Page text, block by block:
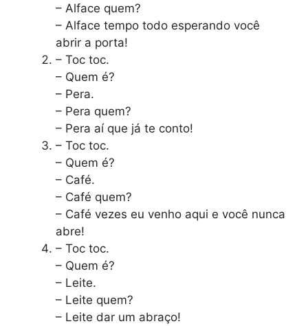
– Alface quem?
– Alface tempo todo esperando você
abrir a porta!
– Toc toc.
– Quem é?
– Pera.
– Pera quem?
– Pera aí que já te conto!
– Toc toc.
– Quem é?
– Café.
– Café quem?
– Café vezes eu venho aqui e você nunca
abre!
– Toc toc.
– Quem é?
– Leite.
– Leite quem?
– Leite dar um abraço!